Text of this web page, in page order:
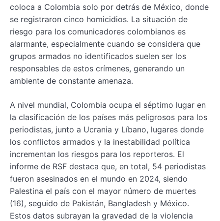
coloca a Colombia solo por detrás de México, donde
se registraron cinco homicidios. La situación de
riesgo para los comunicadores colombianos es
alarmante, especialmente cuando se considera que
grupos armados no identificados suelen ser los
responsables de estos crímenes, generando un
ambiente de constante amenaza.
A nivel mundial, Colombia ocupa el séptimo lugar en
la clasificación de los países más peligrosos para los
periodistas, junto a Ucrania y Líbano, lugares donde
los conflictos armados y la inestabilidad política
incrementan los riesgos para los reporteros. El
informe de RSF destaca que, en total, 54 periodistas
fueron asesinados en el mundo en 2024, siendo
Palestina el país con el mayor número de muertes
(16), seguido de Pakistán, Bangladesh y México.
Estos datos subrayan la gravedad de la violencia